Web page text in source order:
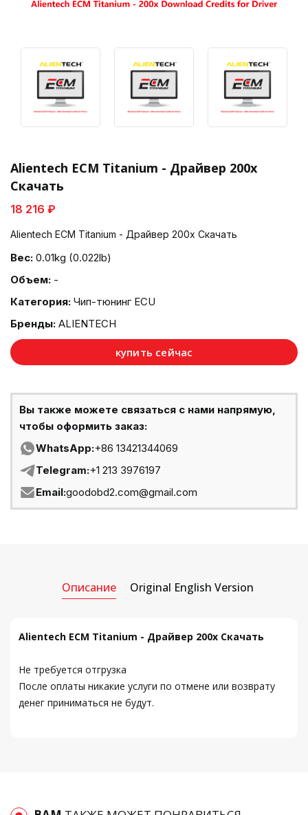
Alientech ECM Titanium - Драйвер 200x
Скачать
18 216 ₽
Alientech ECM Titanium - Драйвер 200x Скачать
Вес: 0.01kg (0.022lb)
Объем: -
Категория: Чип-тюнинг ECU
Бренды: ALIENTECH
купить сейчас
Вы также можете связаться с нами напрямую,
чтобы оформить заказ:
WhatsApp:+86 13421344069
Telegram:+1 213 3976197
Email:goodobd2.com@gmail.com
Описание Original English Version
Alientech ECM Titanium - Драйвер 200x Скачать
Не требуется отгрузка
После оплаты никакие услуги по отмене или возврату
денег приниматься не будут.